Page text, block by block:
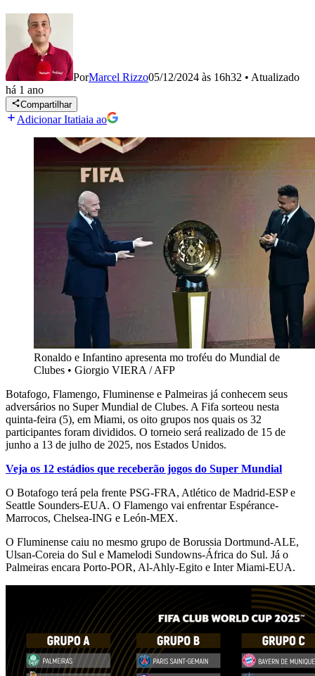
PorMarcel Rizzo05/12/2024 às 16h32 • Atualizado
há 1 ano
Compartilhar
Adicionar Itatiaia ao
Ronaldo e Infantino apresenta mo troféu do Mundial de
Clubes • Giorgio VIERA / AFP
Botafogo, Flamengo, Fluminense e Palmeiras já conhecem seus
adversários no Super Mundial de Clubes. A Fifa sorteou nesta
quinta-feira (5), em Miami, os oito grupos nos quais os 32
participantes foram divididos. O torneio será realizado de 15 de
junho a 13 de julho de 2025, nos Estados Unidos.
Veja os 12 estádios que receberão jogos do Super Mundial
O Botafogo terá pela frente PSG-FRA, Atlético de Madrid-ESP e
Seattle Sounders-EUA. O Flamengo vai enfrentar Espérance-
Marrocos, Chelsea-ING e León-MEX.
O Fluminense caiu no mesmo grupo de Borussia Dortmund-ALE,
Ulsan-Coreia do Sul e Mamelodi Sundowns-África do Sul. Já o
Palmeiras encara Porto-POR, Al-Ahly-Egito e Inter Miami-EUA.